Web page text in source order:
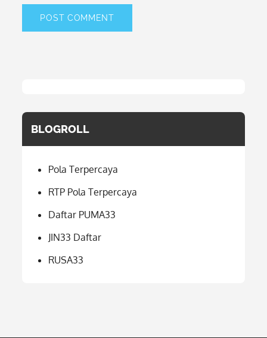
BLOGROLL
Pola Terpercaya
RTP Pola Terpercaya
Daftar PUMA33
JIN33 Daftar
RUSA33